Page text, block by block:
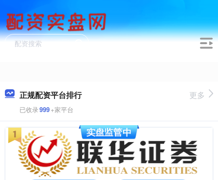
正规配资平台排行
已收录999+家平台
更多